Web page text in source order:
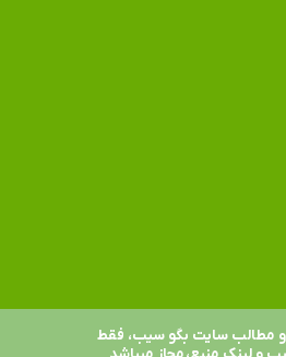
مطالب سایت بگو سیب، فقط